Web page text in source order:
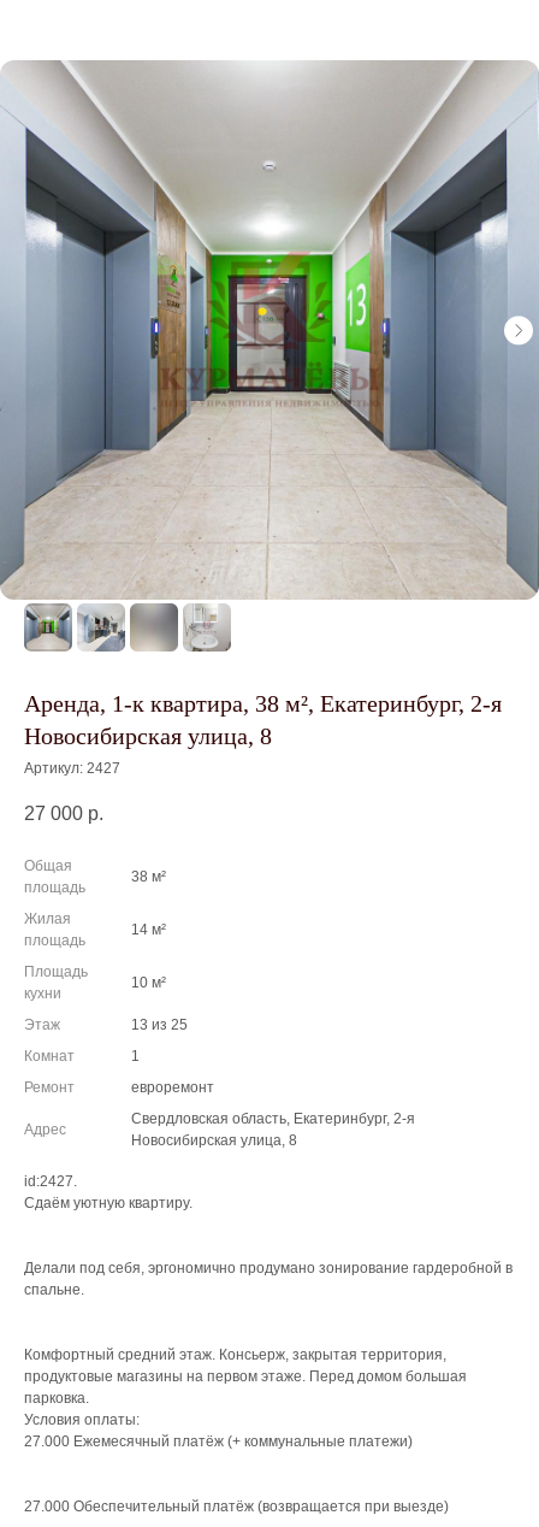
Аренда, 1-к квартира, 38 м², Екатеринбург, 2-я
Новосибирская улица, 8
Артикул: 2427
27 000 р.
Общая
площадь
38 м²
Жилая
площадь
14 м²
Площадь
кухни
10 м²
Этаж
13 из 25
Комнат
1
Ремонт
евроремонт
Адрес
Свердловская область, Екатеринбург, 2-я
Новосибирская улица, 8
id:2427.
Сдаём уютную квартиру.
Делали под себя, эргономично продумано зонирование гардеробной в
спальне.
Комфортный средний этаж. Консьерж, закрытая территория,
продуктовые магазины на первом этаже. Перед домом большая
парковка.
Условия оплаты:
27.000 Ежемесячный платёж (+ коммунальные платежи)
27.000 Обеспечительный платёж (возвращается при выезде)